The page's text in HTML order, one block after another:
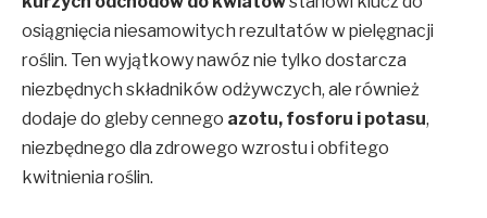
osiągnięcia niesamowitych rezultatów w pielęgnacji
roślin. Ten wyjątkowy nawóz nie tylko dostarcza
niezbędnych składników odżywczych, ale również
dodaje do gleby cennego azotu, fosforu i potasu,
niezbędnego dla zdrowego wzrostu i obfitego
kwitnienia roślin.